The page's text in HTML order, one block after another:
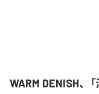
WARM DENISH、